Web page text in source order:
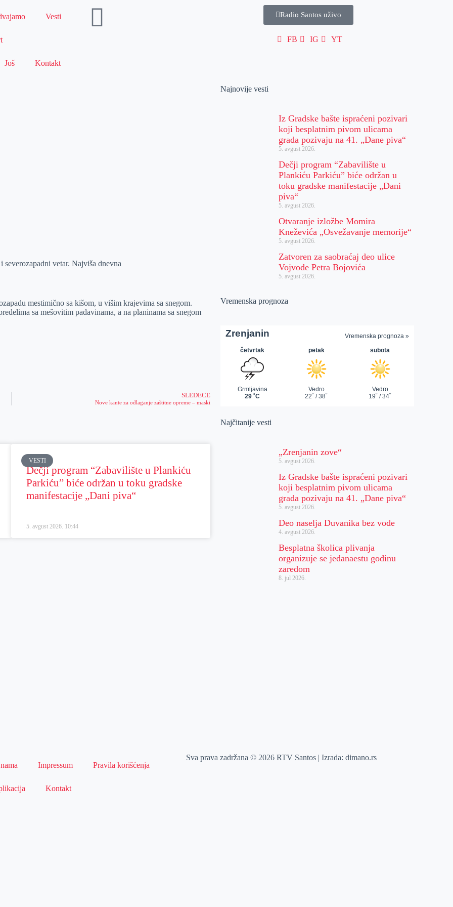
Vesti
Još Kontakt
Radio Santos uživo
FB IG YT
vetar. Najviša dnevna
mestimično sa kišom, u višim krajevima sa snegom.
sa mešovitim padavinama, a na planinama sa snegom
SLEDEĆE
Nove kante za odlaganje zaštitne opreme – maski
VESTI
Dečji program “Zabavilište u Plankiću
Parkiću” biće održan u toku gradske
manifestacije „Dani piva“
5. avgust 2026. 10:44
Najnovije vesti
Iz Gradske bašte ispraćeni pozivari
koji besplatnim pivom ulicama
grada pozivaju na 41. „Dane piva“
5. avgust 2026.
Dečji program “Zabavilište u
Plankiću Parkiću” biće održan u
toku gradske manifestacije „Dani
piva“
5. avgust 2026.
Otvaranje izložbe Momira
Kneževića „Osvežavanje memorije“
5. avgust 2026.
Zatvoren za saobraćaj deo ulice
Vojvode Petra Bojovića
5. avgust 2026.
Vremenska prognoza
Najčitanije vesti
„Zrenjanin zove“
5. avgust 2026.
Iz Gradske bašte ispraćeni pozivari
koji besplatnim pivom ulicama
grada pozivaju na 41. „Dane piva“
5. avgust 2026.
Deo naselja Duvanika bez vode
4. avgust 2026.
Besplatna školica plivanja
organizuje se jedanaestu godinu
zaredom
8. jul 2026.
Impressum Pravila korišćenja
Kontakt
Sva prava zadržana © 2026 RTV Santos | Izrada:dimano.rs